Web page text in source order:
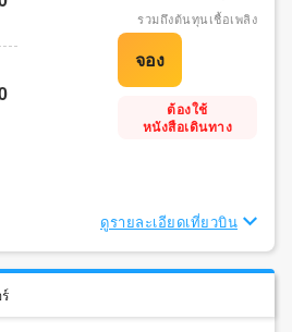
รวมถึงต้นทุนเชื้อเพลิง
ต้องใช้
หนังสือเดินทาง
ดูรายละเอียดเที่ยวบิน